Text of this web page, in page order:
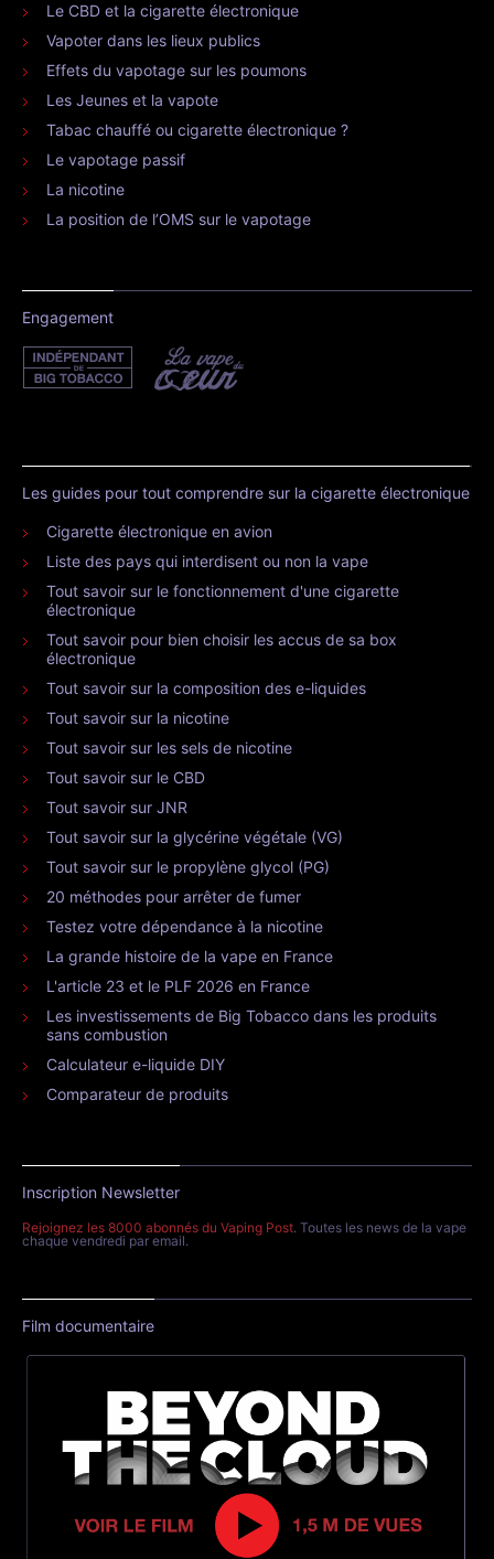
Le CBD et la cigarette électronique
Vapoter dans les lieux publics
Effets du vapotage sur les poumons
Les Jeunes et la vapote
Tabac chauffé ou cigarette électronique ?
Le vapotage passif
La nicotine
La position de l’OMS sur le vapotage
Engagement
Les guides pour tout comprendre sur la cigarette électronique
Cigarette électronique en avion
Liste des pays qui interdisent ou non la vape
Tout savoir sur le fonctionnement d'une cigarette
électronique
Tout savoir pour bien choisir les accus de sa box
électronique
Tout savoir sur la composition des e-liquides
Tout savoir sur la nicotine
Tout savoir sur les sels de nicotine
Tout savoir sur le CBD
Tout savoir sur JNR
Tout savoir sur la glycérine végétale (VG)
Tout savoir sur le propylène glycol (PG)
20 méthodes pour arrêter de fumer
Testez votre dépendance à la nicotine
La grande histoire de la vape en France
L'article 23 et le PLF 2026 en France
Les investissements de Big Tobacco dans les produits
sans combustion
Calculateur e-liquide DIY
Comparateur de produits
Inscription Newsletter
Rejoignez les 8000 abonnés du Vaping Post. Toutes les news de la vape
chaque vendredi par email.
Film documentaire